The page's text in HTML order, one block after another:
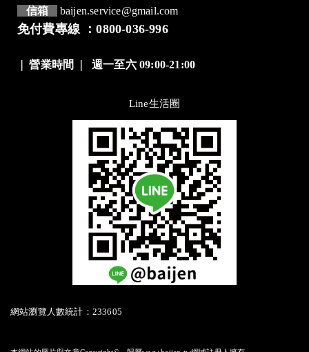
信箱
baijen.service@gmail.com
免付費專線 ：0800-036-996
營業時間 ❘週一至六 09:00-21:00
Line生活圈
網站瀏覽人數統計：233605